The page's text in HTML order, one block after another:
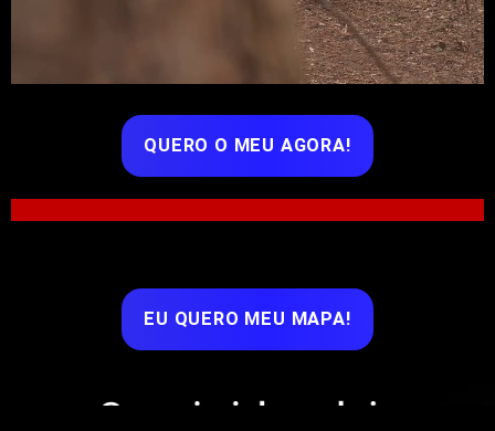
QUERO O MEU AGORA!
EU QUERO MEU MAPA!